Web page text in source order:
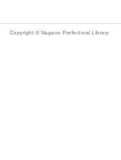
Copyright © Nagano Prefectural Library